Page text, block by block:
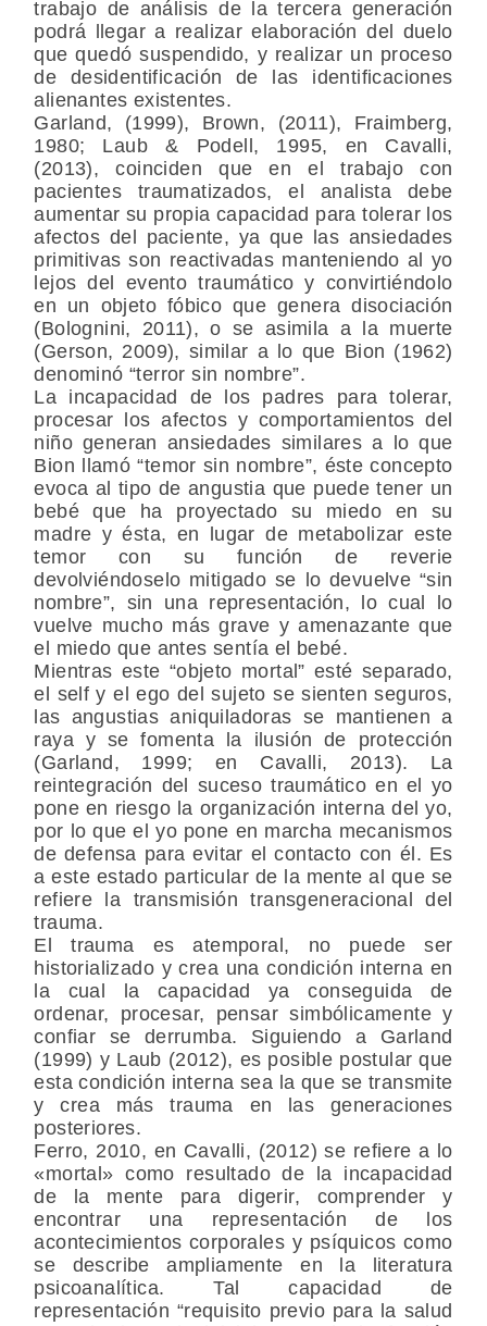
trabajo de análisis de la tercera generación
podrá llegar a realizar elaboración del duelo
que quedó suspendido, y realizar un proceso
de desidentificación de las identificaciones
alienantes existentes.
Garland, (1999), Brown, (2011), Fraimberg,
1980; Laub & Podell, 1995, en Cavalli,
(2013), coinciden que en el trabajo con
pacientes traumatizados, el analista debe
aumentar su propia capacidad para tolerar los
afectos del paciente, ya que las ansiedades
primitivas son reactivadas manteniendo al yo
lejos del evento traumático y convirtiéndolo
en un objeto fóbico que genera disociación
(Bolognini, 2011), o se asimila a la muerte
(Gerson, 2009), similar a lo que Bion (1962)
denominó “terror sin nombre”.
La incapacidad de los padres para tolerar,
procesar los afectos y comportamientos del
niño generan ansiedades similares a lo que
Bion llamó “temor sin nombre”, éste concepto
evoca al tipo de angustia que puede tener un
bebé que ha proyectado su miedo en su
madre y ésta, en lugar de metabolizar este
temor con su función de reverie
devolviéndoselo mitigado se lo devuelve “sin
nombre”, sin una representación, lo cual lo
vuelve mucho más grave y amenazante que
el miedo que antes sentía el bebé.
Mientras este “objeto mortal” esté separado,
el self y el ego del sujeto se sienten seguros,
las angustias aniquiladoras se mantienen a
raya y se fomenta la ilusión de protección
(Garland, 1999; en Cavalli, 2013). La
reintegración del suceso traumático en el yo
pone en riesgo la organización interna del yo,
por lo que el yo pone en marcha mecanismos
de defensa para evitar el contacto con él. Es
a este estado particular de la mente al que se
refiere la transmisión transgeneracional del
trauma.
El trauma es atemporal, no puede ser
historializado y crea una condición interna en
la cual la capacidad ya conseguida de
ordenar, procesar, pensar simbólicamente y
confiar se derrumba. Siguiendo a Garland
(1999) y Laub (2012), es posible postular que
esta condición interna sea la que se transmite
y crea más trauma en las generaciones
posteriores.
Ferro, 2010, en Cavalli, (2012) se refiere a lo
«mortal» como resultado de la incapacidad
de la mente para digerir, comprender y
encontrar una representación de los
acontecimientos corporales y psíquicos como
se describe ampliamente en la literatura
psicoanalítica. Tal capacidad de
representación “requisito previo para la salud